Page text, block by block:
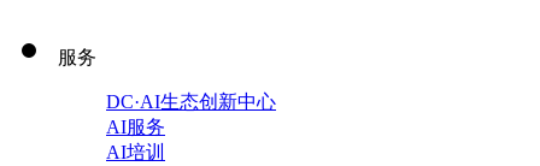
服务
DC·AI生态创新中心
AI服务
AI培训